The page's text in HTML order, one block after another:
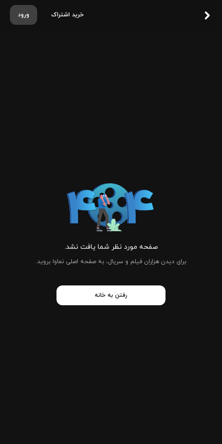
ورود خرید اشتراک
صفحه مورد نظر شما یافت نشد.
برای دیدن هزاران فیلم و سریال، به صفحه اصلی نماوا بروید.
رفتن به خانه